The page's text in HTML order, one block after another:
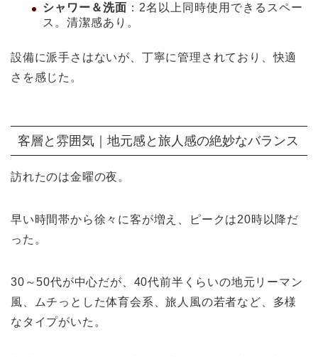
シャワー＆洗面 ：2名以上同時使用できるスペー
ス。清潔感あり。
設備に派手さはないが、丁寧に管理されており、快適
さを感じた。
客層と雰囲気｜地元感と旅人感の絶妙なバランス
訪れたのは金曜の夜。
早い時間帯から徐々に客が増え、ピークは20時以降だ
った。
30～50代が中心だが、40代前半くらいの地元リーマン
風、ムチっとした体育会系、旅人風の若者など、多様
なタイプがいた。